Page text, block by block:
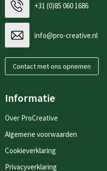
+31 (0)85 060 1686
info@pro-creative.nl
Contact met ons opnemen
Informatie
Over ProCreative
Algemene voorwaarden
Cookieverklaring
Privacyverklaring